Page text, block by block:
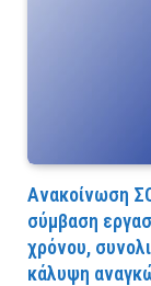
Ανακοίνωση
σύμβαση
χρόνου,
κάλυψη